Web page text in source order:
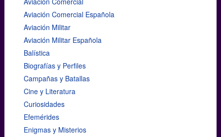
Aviación Comercial Española
Aviación Militar
Aviación Militar Española
Balística
Biografías y Perfiles
Campañas y Batallas
Cine y Literatura
Curiosidades
Efemérides
Enigmas y Misterios